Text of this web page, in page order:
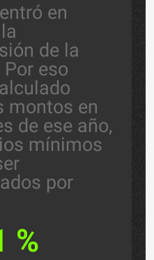
en
de la
eso
montos en
de ese año,
mínimos
por
%